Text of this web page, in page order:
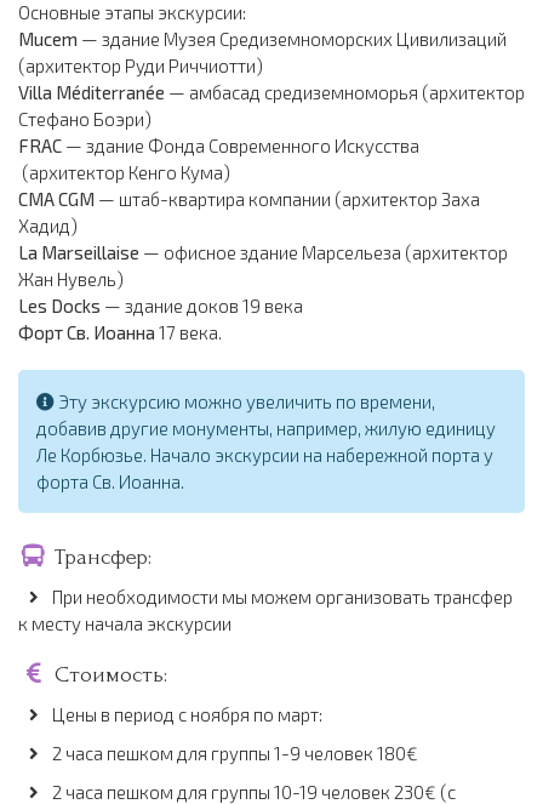
Основные этапы экскурсии:
Mucem — здание Музея Средиземноморских Цивилизаций
(архитектор Руди Риччиотти)
Villa Méditerranée — амбасад средиземноморья (архитектор
Стефано Боэри)
FRAC — здание Фонда Современного Искусства
(архитектор Кенго Кума)
CMA CGM — штаб-квартира компании (архитектор Заха
Хадид)
La Marseillaise — офисное здание Марсельеза (архитектор
Жан Нувель)
Les Docks — здание доков 19 века
Форт Св. Иоанна 17 века.
Эту экскурсию можно увеличить по времени,
добавив другие монументы, например, жилую единицу
Ле Корбюзье. Начало экскурсии на набережной порта у
форта Св. Иоанна.
Трансфер:
При необходимости мы можем организовать трансфер
к месту начала экскурсии
Стоимость:
Цены в период с ноября по март:
2 часа пешком для группы 1-9 человек 180€
2 часа пешком для группы 10-19 человек 230€ (с